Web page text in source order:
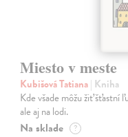
Miesto v meste
Kubišová Tatiana| Kniha
Kde všade môžu žiť
ale aj na lodi.
Na sklade ?